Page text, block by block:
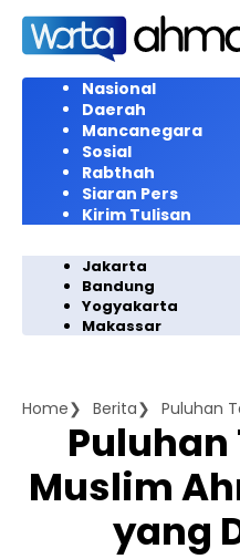
Langsung
konten
Nasional
Daerah
Mancanegara
Sosial
Rabthah
Siaran Pers
Kirim Tulisan
Jakarta
Bandung
Yogyakarta
Makassar
Home Berita
Puluhan
Muslim
yang